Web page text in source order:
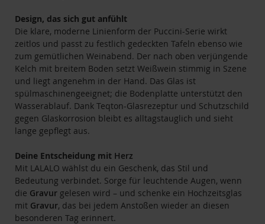
Design, das sich gut anfühlt
Die klare, moderne Linienform der Puccini-Serie wirkt
zeitlos und passt zu festlich gedeckten Tafeln ebenso wie
zum gemütlichen Weinabend. Der nach oben verjüngende
Kelch mit breitem Boden setzt Weißwein stimmig in Szene
und liegt angenehm in der Hand. Das Glas ist
spülmaschinengeeignet; die Bodenplatte unterstützt den
Wasserablauf. Dank Teqton-Glasrezeptur und Schutzschild
gegen Glaskorrosion bleibt es alltagstauglich und sieht
lange gepflegt aus.
Deine Entscheidung mit Herz
Mit LALALO wählst du ein Geschenk, das Stil und
Bedeutung verbindet. Sorge für leuchtende Augen, wenn
die Gravur gelesen wird – und schenke ein Hochzeitsglas
mit Gravur, das bei jedem Anstoßen wieder an diesen
besonderen Tag erinnert.